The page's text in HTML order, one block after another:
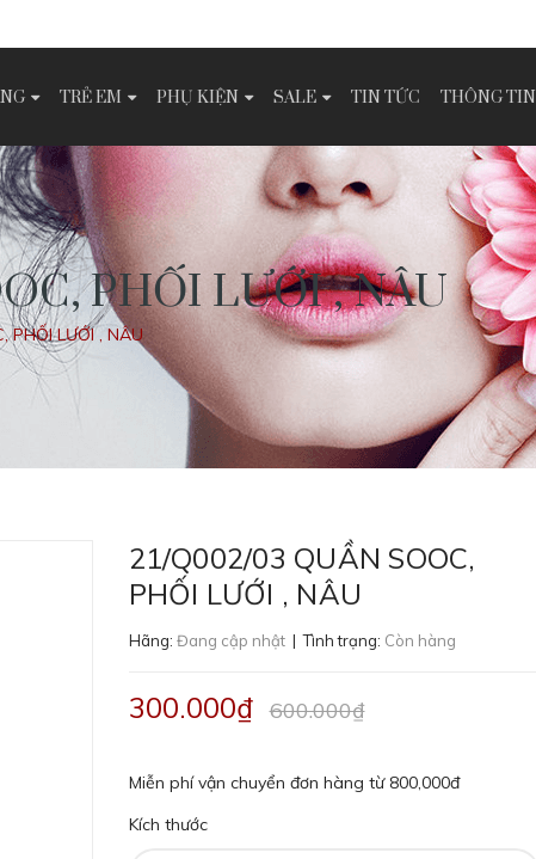
TRẺ EM PHỤ KIỆN SALE TIN TỨC THÔNG TIN
PHỐI LƯỚI , NÂU
PHỐI LƯỚI , NÂU
21/Q002/03 QUẦN SOOC,
PHỐI LƯỚI , NÂU
Hãng: Đang cập nhật | Tình trạng: Còn hàng
300.000₫ 600.000₫
Miễn phí vận chuyển đơn hàng từ 800,000đ
Kích thước